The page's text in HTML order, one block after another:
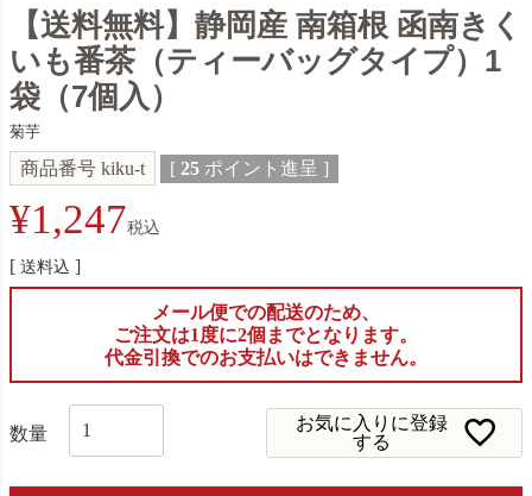
【送料無料】静岡産 南箱根 函南きく
いも番茶（ティーバッグタイプ）1
袋（7個入）
菊芋
商品番号 kiku-t [ 25 ポイント進呈 ]
¥1,247税込
送料込
メール便での配送のため、
ご注文は1度に2個までとなります。
代金引換でのお支払いはできません。
お気に入りに登録
する